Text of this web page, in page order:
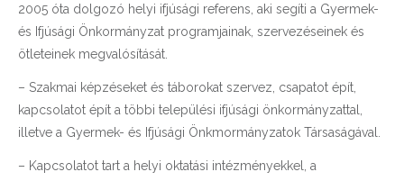
2005 óta dolgozó helyi ifjúsági referens, aki segíti a Gyermek-
és Ifjúsági Önkormányzat programjainak, szervezéseinek és
ötleteinek megvalósítását.
– Szakmai képzéseket és táborokat szervez, csapatot épít,
kapcsolatot épít a többi települési ifjúsági önkormányzattal,
illetve a Gyermek- és Ifjúsági Önkmormányzatok Társaságával.
– Kapcsolatot tart a helyi oktatási intézményekkel, a